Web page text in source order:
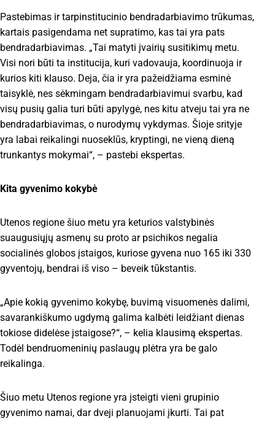
Pastebimas ir tarpinstitucinio bendradarbiavimo trūkumas,
kartais pasigendama net supratimo, kas tai yra pats
bendradarbiavimas. „Tai matyti įvairių susitikimų metu.
Visi nori būti ta institucija, kuri vadovauja, koordinuoja ir
kurios kiti klauso. Deja, čia ir yra pažeidžiama esminė
taisyklė, nes sėkmingam bendradarbiavimui svarbu, kad
visų pusių galia turi būti apylygė, nes kitu atveju tai yra ne
bendradarbiavimas, o nurodymų vykdymas. Šioje srityje
yra labai reikalingi nuoseklūs, kryptingi, ne vieną dieną
trunkantys mokymai“, – pastebi ekspertas.
Kita gyvenimo kokybė
Utenos regione šiuo metu yra keturios valstybinės
suaugusiųjų asmenų su proto ar psichikos negalia
socialinės globos įstaigos, kuriose gyvena nuo 165 iki 330
gyventojų, bendrai iš viso – beveik tūkstantis.
„Apie kokią gyvenimo kokybę, buvimą visuomenės dalimi,
savarankiškumo ugdymą galima kalbėti leidžiant dienas
tokiose didelėse įstaigose?“, – kelia klausimą ekspertas.
Todėl bendruomeninių paslaugų plėtra yra be galo
reikalinga.
Šiuo metu Utenos regione yra įsteigti vieni grupinio
gyvenimo namai, dar dveji planuojami įkurti. Tai pat